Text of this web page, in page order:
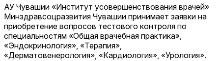
АУ Чувашии «Институт усовершенствования врачей»
Минздравсоцразвития Чувашии принимает заявки на
приобретение вопросов тестового контроля по
специальностям «Общая врачебная практика»,
«Эндокринология», «Терапия»,
«Дерматовенерология», «Кардиология», «Урология».